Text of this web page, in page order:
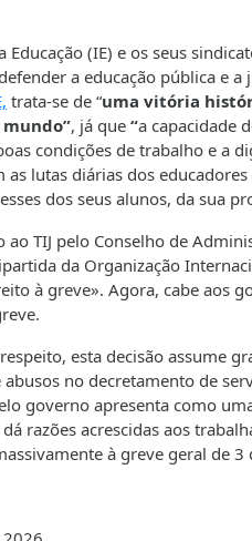
Educação (IE) e os seus
a educação pública e
trata-se de “uma vitória
, já que “a capacidade
condições de trabalho e a
lutas diárias dos
dos seus alunos, da sua
ao TIJ pelo Conselho de
da Organização
à greve». Agora, cabe aos
esta decisão assume
abusos no decretamento de
governo apresenta como
razões acrescidas aos
à greve geral de 3